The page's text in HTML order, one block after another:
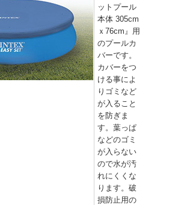
ットプール
本体 305cm
ｘ76cm』用
のプールカ
バーです。
カバーをつ
ける事によ
りゴミなど
が入ること
を防ぎま
す。葉っぱ
などのゴミ
が入らない
ので水が汚
れにくくな
ります。破
損防止用の